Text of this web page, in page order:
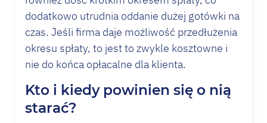
dodatkowo utrudnia oddanie dużej gotówki na
czas. Jeśli firma daje możliwość przedłużenia
okresu spłaty, to jest to zwykle kosztowne i
nie do końca opłacalne dla klienta.
Kto i kiedy powinien się o nią
starać?